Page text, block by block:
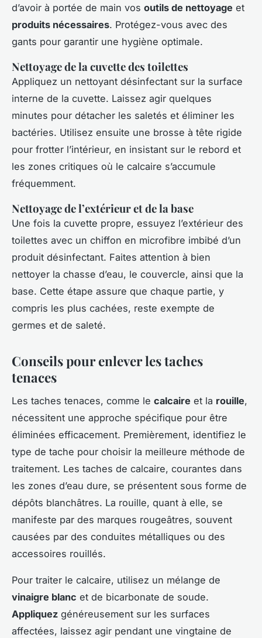
d’avoir à portée de main vos outils de nettoyage et
produits nécessaires. Protégez-vous avec des
gants pour garantir une hygiène optimale.
Nettoyage de la cuvette des toilettes
Appliquez un nettoyant désinfectant sur la surface
interne de la cuvette. Laissez agir quelques
minutes pour détacher les saletés et éliminer les
bactéries. Utilisez ensuite une brosse à tête rigide
pour frotter l’intérieur, en insistant sur le rebord et
les zones critiques où le calcaire s’accumule
fréquemment.
Nettoyage de l’extérieur et de la base
Une fois la cuvette propre, essuyez l’extérieur des
toilettes avec un chiffon en microfibre imbibé d’un
produit désinfectant. Faites attention à bien
nettoyer la chasse d’eau, le couvercle, ainsi que la
base. Cette étape assure que chaque partie, y
compris les plus cachées, reste exempte de
germes et de saleté.
Conseils pour enlever les taches
tenaces
Les taches tenaces, comme le calcaire et la rouille,
nécessitent une approche spécifique pour être
éliminées efficacement. Premièrement, identifiez le
type de tache pour choisir la meilleure méthode de
traitement. Les taches de calcaire, courantes dans
les zones d’eau dure, se présentent sous forme de
dépôts blanchâtres. La rouille, quant à elle, se
manifeste par des marques rougeâtres, souvent
causées par des conduites métalliques ou des
accessoires rouillés.
Pour traiter le calcaire, utilisez un mélange de
vinaigre blanc et de bicarbonate de soude.
Appliquez généreusement sur les surfaces
affectées, laissez agir pendant une vingtaine de